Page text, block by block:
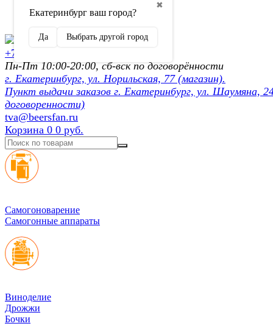
✖
Екатеринбург ваш город?
Да Выбрать другой город
Регистрация
+7 (902) 872-54-70
Пн-Пт 10:00-20:00, сб-вск по договорённости
г. Екатеринбург, ул. Норильская, 77 (магазин).
Пункт выдачи заказов г. Екатеринбург, ул. Шаумяна,
договоренности)
tva@beersfan.ru
Корзина 0 0 руб.
Cамогоноварение
Самогонные аппараты
Виноделие
Дрожжи
Бочки